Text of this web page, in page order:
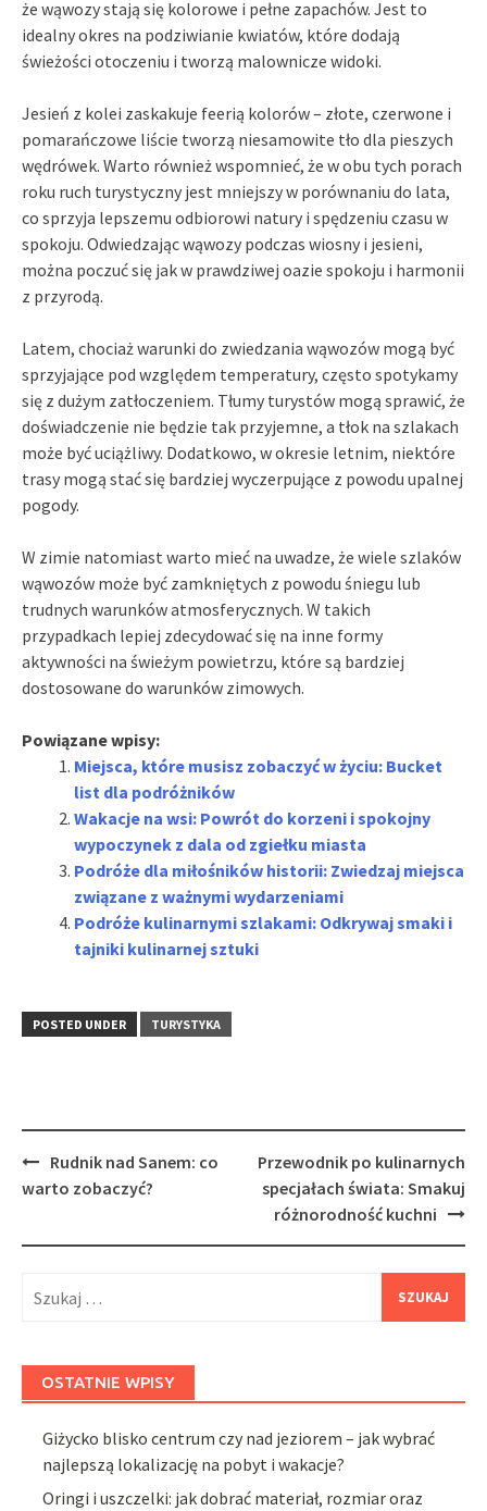
że wąwozy stają się kolorowe i pełne zapachów. Jest to
idealny okres na podziwianie kwiatów, które dodają
świeżości otoczeniu i tworzą malownicze widoki.
Jesień z kolei zaskakuje feerią kolorów – złote, czerwone i
pomarańczowe liście tworzą niesamowite tło dla pieszych
wędrówek. Warto również wspomnieć, że w obu tych porach
roku ruch turystyczny jest mniejszy w porównaniu do lata,
co sprzyja lepszemu odbiorowi natury i spędzeniu czasu w
spokoju. Odwiedzając wąwozy podczas wiosny i jesieni,
można poczuć się jak w prawdziwej oazie spokoju i harmonii
z przyrodą.
Latem, chociaż warunki do zwiedzania wąwozów mogą być
sprzyjające pod względem temperatury, często spotykamy
się z dużym zatłoczeniem. Tłumy turystów mogą sprawić, że
doświadczenie nie będzie tak przyjemne, a tłok na szlakach
może być uciążliwy. Dodatkowo, w okresie letnim, niektóre
trasy mogą stać się bardziej wyczerpujące z powodu upalnej
pogody.
W zimie natomiast warto mieć na uwadze, że wiele szlaków
wąwozów może być zamkniętych z powodu śniegu lub
trudnych warunków atmosferycznych. W takich
przypadkach lepiej zdecydować się na inne formy
aktywności na świeżym powietrzu, które są bardziej
dostosowane do warunków zimowych.
Powiązane wpisy:
Miejsca, które musisz zobaczyć w życiu: Bucket
list dla podróżników
Wakacje na wsi: Powrót do korzeni i spokojny
wypoczynek z dala od zgiełku miasta
Podróże dla miłośników historii: Zwiedzaj miejsca
związane z ważnymi wydarzeniami
Podróże kulinarnymi szlakami: Odkrywaj smaki i
tajniki kulinarnej sztuki
POSTED UNDER TURYSTYKA
Post
navigation
Rudnik nad Sanem: co
warto zobaczyć?
Przewodnik po kulinarnych
specjałach świata: Smakuj
różnorodność kuchni
OSTATNIE WPISY
Giżycko blisko centrum czy nad jeziorem – jak wybrać
najlepszą lokalizację na pobyt i wakacje?
Oringi i uszczelki: jak dobrać materiał, rozmiar oraz